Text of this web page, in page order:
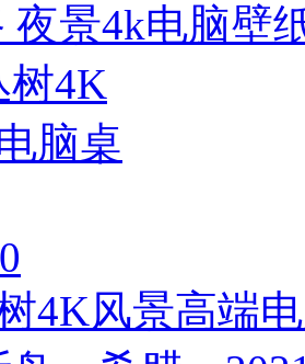
夜景4k电脑壁
4K风景高端